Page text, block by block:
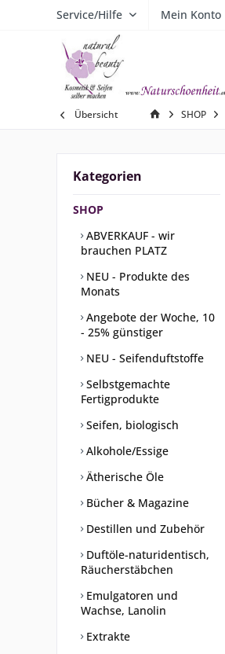
Service/Hilfe Mein Konto
Übersicht SHOP
Kategorien
SHOP
ABVERKAUF - wir
brauchen PLATZ
NEU - Produkte des
Monats
Angebote der Woche, 10
- 25% günstiger
NEU - Seifenduftstoffe
Selbstgemachte
Fertigprodukte
Seifen, biologisch
Alkohole/Essige
Ätherische Öle
Bücher & Magazine
Destillen und Zubehör
Duftöle-naturidentisch,
Räucherstäbchen
Emulgatoren und
Wachse, Lanolin
Extrakte